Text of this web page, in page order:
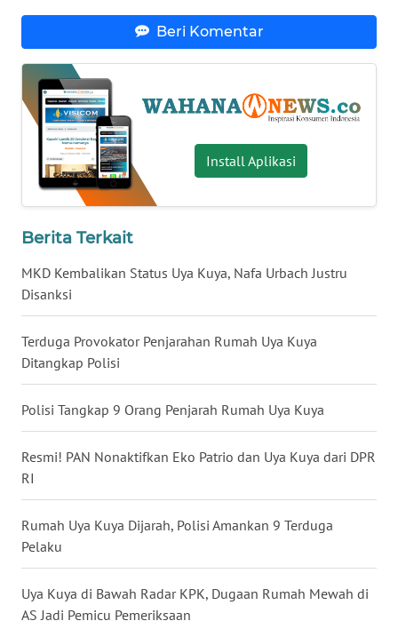
Beri Komentar
Install Aplikasi
Berita Terkait
MKD Kembalikan Status Uya Kuya, Nafa Urbach Justru
Disanksi
Terduga Provokator Penjarahan Rumah Uya Kuya
Ditangkap Polisi
Polisi Tangkap 9 Orang Penjarah Rumah Uya Kuya
Resmi! PAN Nonaktifkan Eko Patrio dan Uya Kuya dari DPR
RI
Rumah Uya Kuya Dijarah, Polisi Amankan 9 Terduga
Pelaku
Uya Kuya di Bawah Radar KPK, Dugaan Rumah Mewah di
AS Jadi Pemicu Pemeriksaan
NTT
WN
KEPRI
WN
PAPUA
PAPUA
BARAT
WN
RIAU
WN
SERAMBI
WN
SULTRA
WN
NTB